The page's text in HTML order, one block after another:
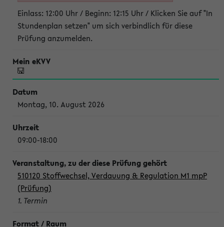
Einlass: 12:00 Uhr / Beginn: 12:15 Uhr / Klicken Sie auf "In
Stundenplan setzen" um sich verbindlich für diese
Prüfung anzumelden.
Montag, 10. August 2026
09:00-18:00
510120 Stoffwechsel, Verdauung & Regulation M1 mpP
(Prüfung)
1. Termin